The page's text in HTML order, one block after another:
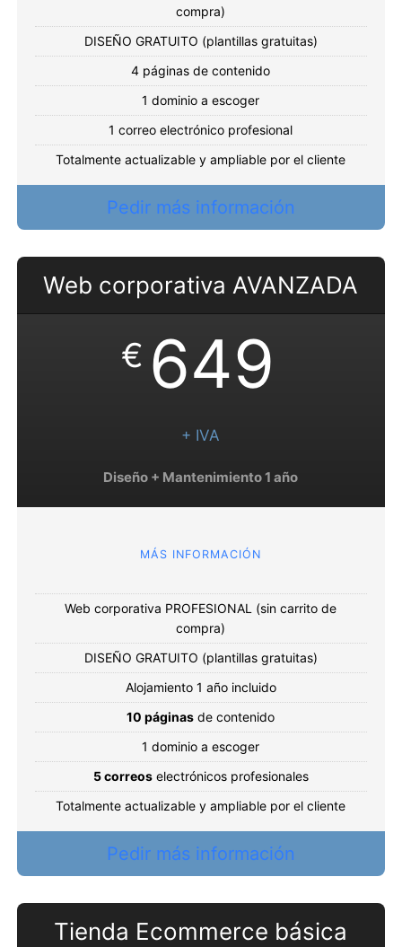
compra)
DISEÑO GRATUITO (plantillas gratuitas)
4 páginas de contenido
1 dominio a escoger
1 correo electrónico profesional
Totalmente actualizable y ampliable por el cliente
Pedir más información
Web corporativa AVANZADA
€ 649
+ IVA
Diseño + Mantenimiento 1 año
MÁS INFORMACIÓN
Web corporativa PROFESIONAL (sin carrito de
compra)
DISEÑO GRATUITO (plantillas gratuitas)
Alojamiento 1 año incluido
10 páginas de contenido
1 dominio a escoger
5 correoselectrónicos profesionales
Totalmente actualizable y ampliable por el cliente
Pedir más información
Tienda Ecommerce básica